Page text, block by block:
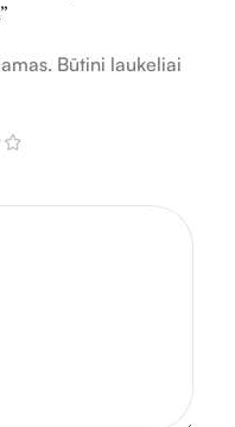
Būtini laukeliai